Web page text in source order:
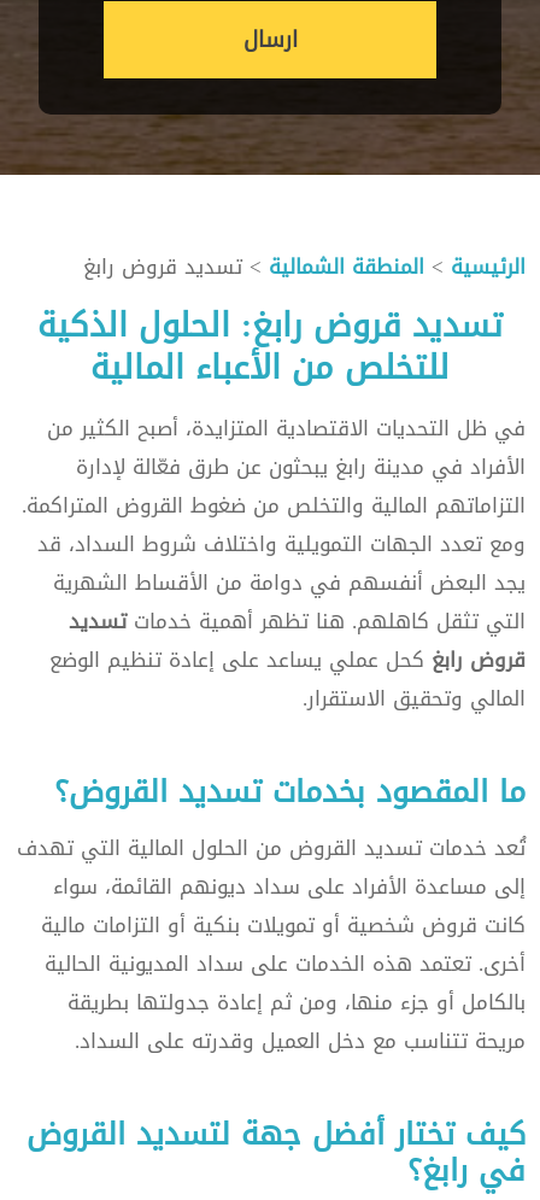
ارسال
الرئيسية > المنطقة الشمالية > تسديد قروض رابغ
تسديد قروض رابغ: الحلول الذكية
للتخلص من الأعباء المالية
في ظل التحديات الاقتصادية المتزايدة، أصبح الكثير من
الأفراد في مدينة رابغ يبحثون عن طرق فعّالة لإدارة
التزاماتهم المالية والتخلص من ضغوط القروض المتراكمة.
ومع تعدد الجهات التمويلية واختلاف شروط السداد، قد
يجد البعض أنفسهم في دوامة من الأقساط الشهرية
التي تثقل كاهلهم. هنا تظهر أهمية خدماتتسديد
قروض رابغ كحل عملي يساعد على إعادة تنظيم الوضع
المالي وتحقيق الاستقرار.
ما المقصود بخدمات تسديد القروض؟
تُعد خدمات تسديد القروض من الحلول المالية التي تهدف
إلى مساعدة الأفراد على سداد ديونهم القائمة، سواء
كانت قروض شخصية أو تمويلات بنكية أو التزامات مالية
أخرى. تعتمد هذه الخدمات على سداد المديونية الحالية
بالكامل أو جزء منها، ومن ثم إعادة جدولتها بطريقة
مريحة تتناسب مع دخل العميل وقدرته على السداد.
كيف تختار أفضل جهة لتسديد القروض
في رابغ؟